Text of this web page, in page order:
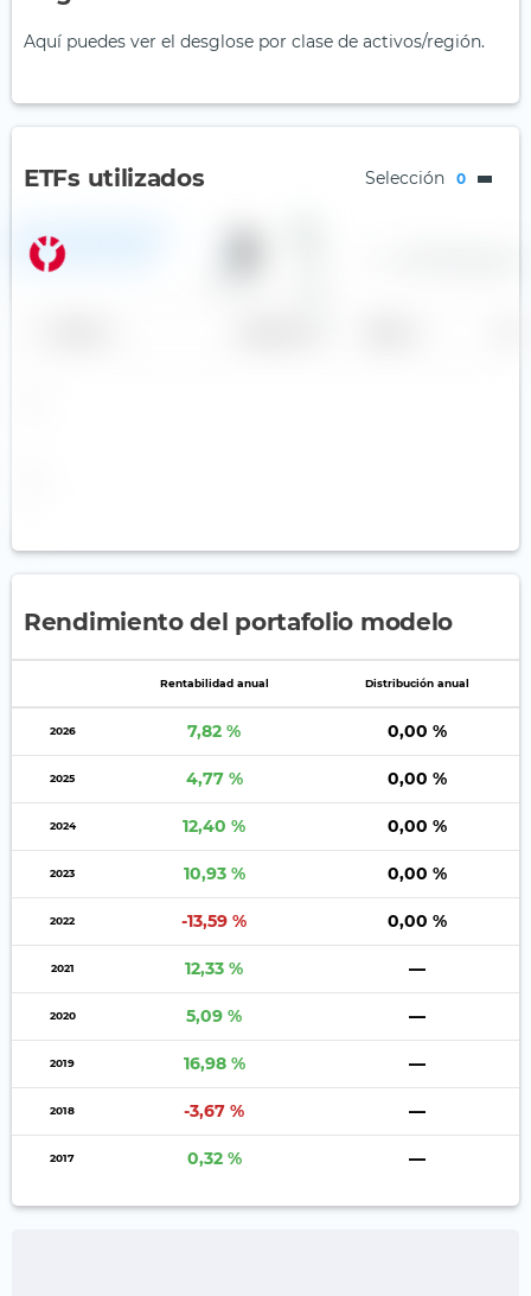
Aquí puedes ver el desglose por clase de activos/región.
ETFs utilizados Selección 0
Country World Investable
Market UCITS ETF (Acc)
Rendimiento del portafolio modelo
Rentabilidad anual Distribución anual
2026 7,82 % 0,00 %
2025 4,77 % 0,00 %
2024 12,40 % 0,00 %
2023 10,93 % 0,00 %
2022 -13,59 % 0,00 %
2021 12,33 % —
2020 5,09 % —
2019 16,98 % —
2018 -3,67 % —
2017 0,32 % —